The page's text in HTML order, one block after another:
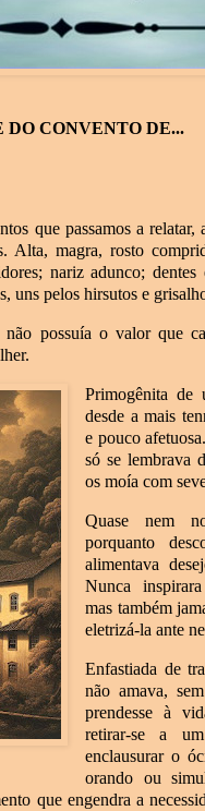
DO CONVENTO DE...
que passamos a relatar,
magra, rosto
nariz adunco; dentes
uns pelos hirsutos e
possuía o valor que
Primogênita de
desde a mais
e pouco
só se lembrava
os moía com
Quase nem
porquanto
alimentava
Nunca
mas também
eletrizá-la ante
Enfastiada de
não amava,
prendesse à
retirar-se a
enclausurar o
orando ou
que engendra a